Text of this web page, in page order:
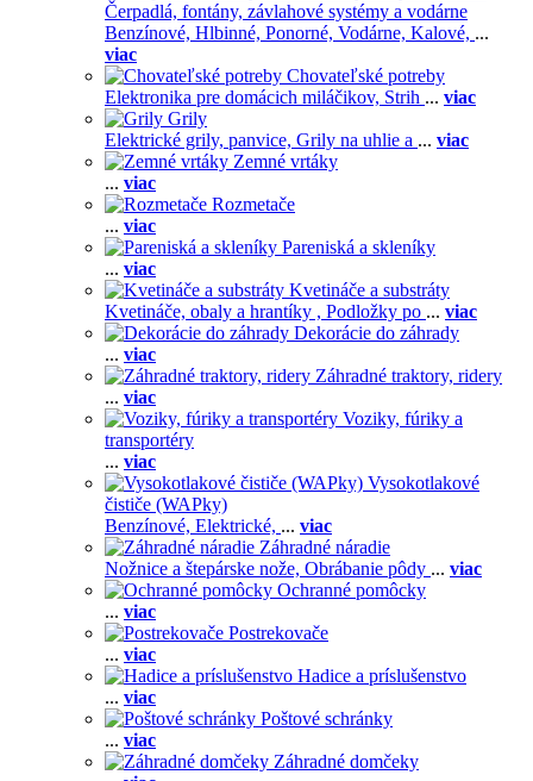
Čerpadlá, fontány, závlahové systémy a vodárne
Benzínové, Hlbinné, Ponorné, Vodárne, Kalové, ...
viac
Chovateľské potreby
Elektronika pre domácich miláčikov, Strih ... viac
Grily
Elektrické grily, panvice, Grily na uhlie a ... viac
Zemné vrtáky
... viac
Rozmetače
... viac
Pareniská a skleníky
... viac
Kvetináče a substráty
Kvetináče, obaly a hrantíky , Podložky po ... viac
Dekorácie do záhrady
... viac
Záhradné traktory, ridery
... viac
Voziky, fúriky a
transportéry
... viac
Vysokotlakové
čističe (WAPky)
Benzínové, Elektrické, ... viac
Záhradné náradie
Nožnice a štepárske nože, Obrábanie pôdy ... viac
Ochranné pomôcky
... viac
Postrekovače
... viac
Hadice a príslušenstvo
... viac
Poštové schránky
... viac
Záhradné domčeky